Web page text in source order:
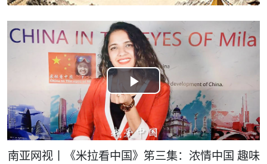
Play
Video
南亚网视丨《米拉看中国》笫三集：浓情中国 趣味